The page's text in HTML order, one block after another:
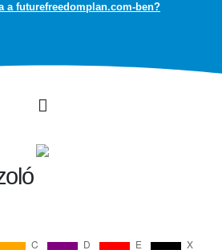
a futurefreedomplan.com-ben?